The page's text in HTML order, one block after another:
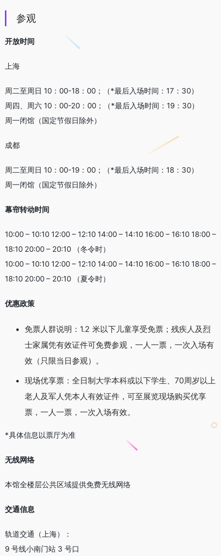
‍参观
开放时间
上海
周二至周日 10：00-18：00；（*最后入场时间：17：30）
周四、周六 10：00-20：00；（*最后入场时间：19：30）
周一闭馆（国定节假日除外）
成都
周二至周日 10：00-19：00；（*最后入场时间：18：30）
周一闭馆（国定节假日除外）
‍幕帘转动时间
10:00 – 10:10 12:00 – 12:10 14:00 – 14:10 16:00 – 16:10 18:00 –
18:10 20:00 – 20:10 （冬令时）
10:00 – 10:10 12:00 – 12:10 14:00 – 14:10 16:00 – 16:10 18:00 –
18:10 20:00 – 20:10 （夏令时）
优惠政策
免票人群说明：1.2 米以下儿童享受免票；残疾人及烈
士家属凭有效证件可免费参观，一人一票，一次入场有
效（只限当日参观）。
现场优享票：全日制大学本科或以下学生、70周岁以上
老人及军人凭本人有效证件，可至展览现场购买优享
票，一人一票，一次入场有效。
*具体信息以票厅为准
无线网络
本馆全楼层公共区域提供免费无线网络
‍交通信息‍
轨道交通（上海）：
9 号线小南门站 3 号口